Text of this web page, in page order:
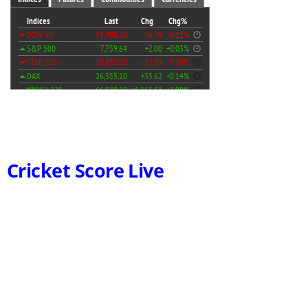
Cricket Score Live